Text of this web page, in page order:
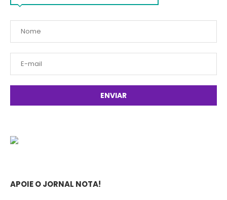
APOIE O JORNAL NOTA!